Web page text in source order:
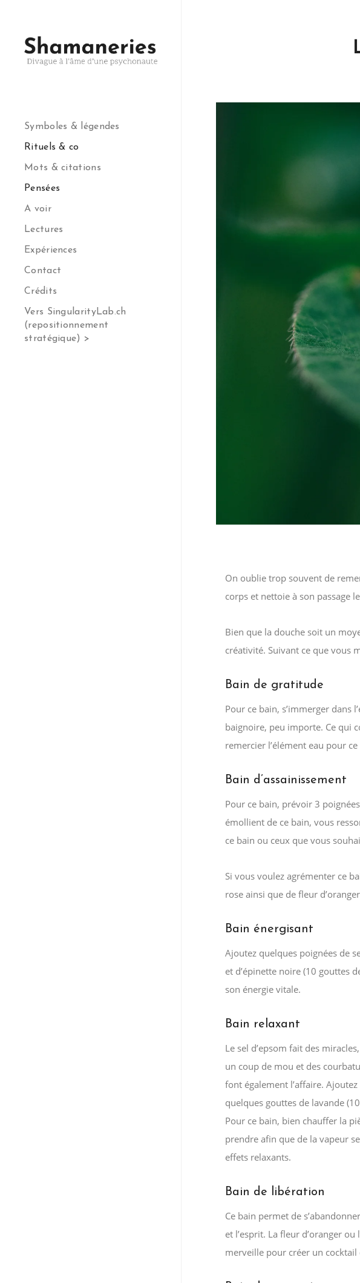
Symboles & légendes
Rituels & co
Mots & citations
Pensées
A voir
Lectures
Expériences
Contact
Crédits
Vers SingularityLab.ch
(repositionnement
stratégique) >
On oublie trop souvent de
corps et nettoie à son passage
Bien que la douche soit un
créativité. Suivant ce que vous
Bain de gratitude
Pour ce bain, s’immerger dans
baignoire, peu importe. Ce qui
remercier l’élément eau pour
Bain d’assainissement
Pour ce bain, prévoir 3
émollient de ce bain, vous
ce bain ou ceux que vous
Si vous voulez agrémenter ce
rose ainsi que de fleur
Bain énergisant
Ajoutez quelques poignées de
et d’épinette noire (10 gouttes
son énergie vitale.
Bain relaxant
Le sel d’epsom fait des
un coup de mou et des
font également l’affaire.
quelques gouttes de lavande
Pour ce bain, bien chauffer la
prendre afin que de la vapeur
effets relaxants.
Bain de libération
Ce bain permet de
et l’esprit. La fleur d’oranger
merveille pour créer un